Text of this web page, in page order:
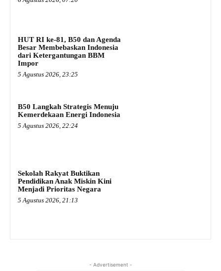
HUT RI ke-81, B50 dan Agenda
Besar Membebaskan Indonesia
dari Ketergantungan BBM
Impor
5 Agustus 2026, 23:25
B50 Langkah Strategis Menuju
Kemerdekaan Energi Indonesia
5 Agustus 2026, 22:24
Sekolah Rakyat Buktikan
Pendidikan Anak Miskin Kini
Menjadi Prioritas Negara
5 Agustus 2026, 21:13
- Advertisement -